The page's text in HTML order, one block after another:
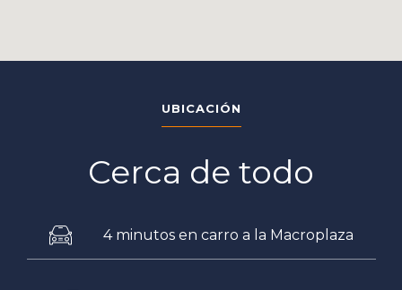
UBICACIÓN
Cerca de todo
4 minutos en carro a la Macroplaza